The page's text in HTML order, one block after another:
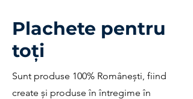
Plachete pentru
toți
Sunt produse 100% Românești, fiind
create și produse în întregime în